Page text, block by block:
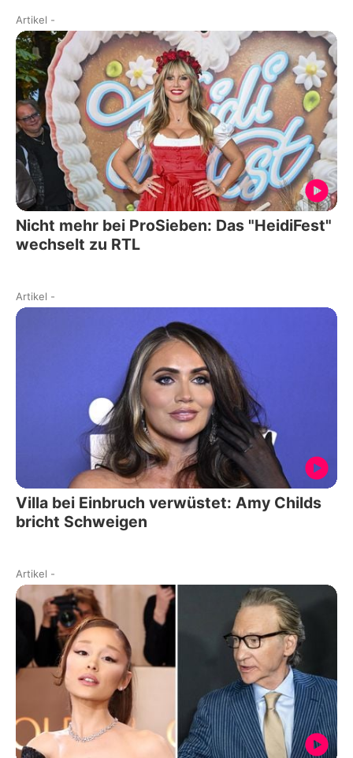
Artikel -
Nicht mehr bei ProSieben: Das "HeidiFest"
wechselt zu RTL
Artikel -
Villa bei Einbruch verwüstet: Amy Childs
bricht Schweigen
Artikel -